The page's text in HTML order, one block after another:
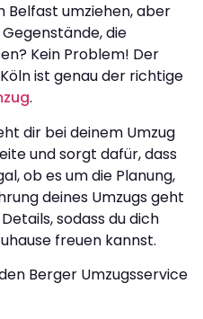
Belfast umziehen, aber
die
Kein Problem! Der
ist genau der richtige
.
dir bei deinem Umzug
und sorgt dafür, dass
ob es um die Planung,
deines Umzugs geht
sodass du dich
freuen kannst.
Berger Umzugsservice